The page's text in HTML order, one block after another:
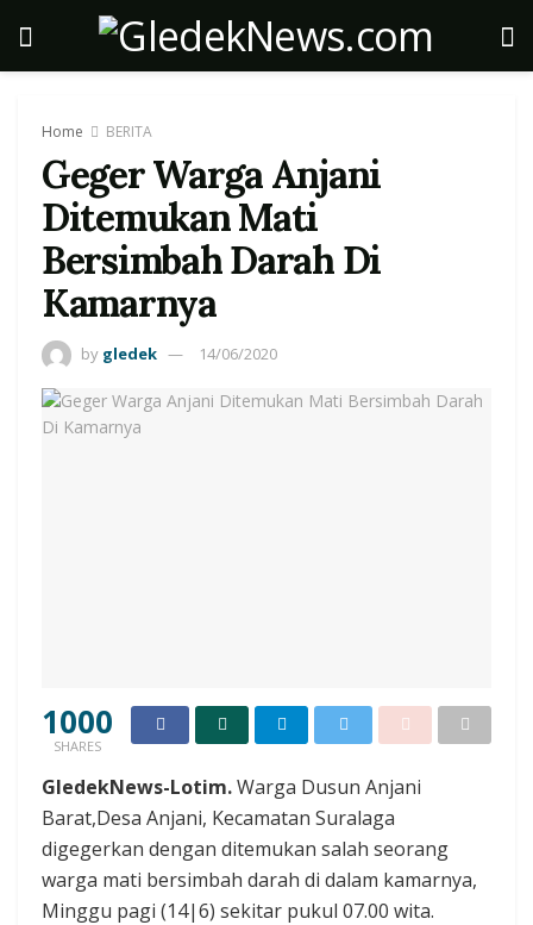
Home BERITA
Geger Warga Anjani
Ditemukan Mati
Bersimbah Darah Di
Kamarnya
by gledek 14/06/2020
1000
SHARES
GledekNews-Lotim.Warga Dusun Anjani
Barat,Desa Anjani, Kecamatan Suralaga
digegerkan dengan ditemukan salah seorang
warga mati bersimbah darah di dalam kamarnya,
Minggu pagi (14|6) sekitar pukul 07.00 wita.